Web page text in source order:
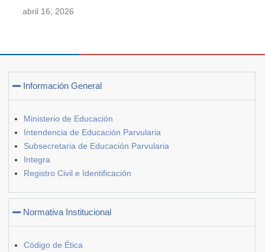
abril 16, 2026
Información General
Ministerio de Educación
Intendencia de Educación Parvularia
Subsecretaria de Educación Parvularia
Integra
Registro Civil e Identificación
Normativa Institucional
Código de Ética